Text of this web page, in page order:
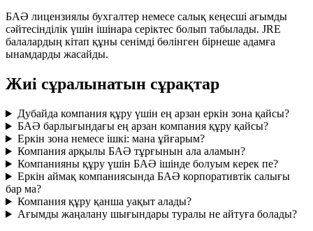
БАӘ лицензиялы бухгалтер немесе салық кеңесші ағымды
сәйтесінділік үшін ішінара серіктес болып табылады. JRE
балалардың кітап құны сенімді бөлінген бірнеше адамға
ынамдарды жасайды.
Жиі сұралынатын сұрақтар
Дубайда компания құру үшін ең арзан еркін зона қайсы?
БАӘ барлығындағы ең арзан компания құру қайсы?
Еркін зона немесе ішкі: мана ұйғарым?
Компания арқылы БАӘ тұрғынын ала аламын?
Компанияны құру үшін БАӘ ішінде болуым керек пе?
Еркін аймақ компаниясында БАӘ корпоративтік салығы
бар ма?
Компания құру қанша уақыт алады?
Ағымды жаңалану шығындары туралы не айтуға болады?